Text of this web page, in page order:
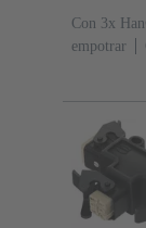
Con 3x
empotrar